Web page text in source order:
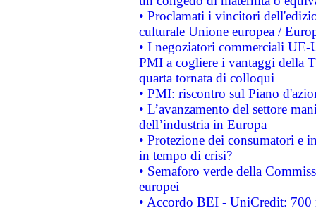
• Proclamati i vincitori
culturale Unione europea /
• I negoziatori commerciali UE-
PMI a cogliere i vantaggi della
quarta tornata di colloqui
• PMI: riscontro sul Piano
• L’avanzamento del settore
dell’industria in Europa
• Protezione dei consumatori e
in tempo di crisi?
• Semaforo verde della
europei
• Accordo BEI - UniCredit: